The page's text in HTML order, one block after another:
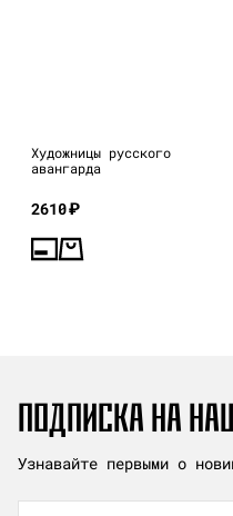
Художницы русского
авангарда
2610₽
ПОДПИСКА НА
Узнавайте первыми о